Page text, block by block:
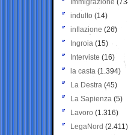
Immigrazione
indulto (14)
inflazione (26)
Ingroia (15)
Interviste (16)
la casta (1.394)
La Destra (45)
La Sapienza (5)
Lavoro (1.316)
LegaNord (2.411)